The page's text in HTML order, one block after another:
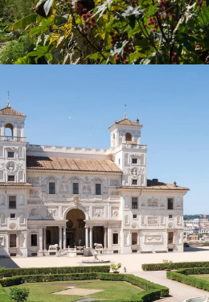
座を中心として、パルテール庭園
献しています。また本財団は、ガ
ジデンスの創設にも参加しています